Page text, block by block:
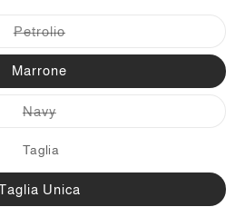
PetrolioVariante
o
non
Marrone
NavyVariante
non
Taglia
Unica